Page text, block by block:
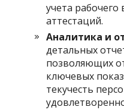
учета
аттестаций.
Аналитика и
детальных
позволяющих
ключевых
текучесть